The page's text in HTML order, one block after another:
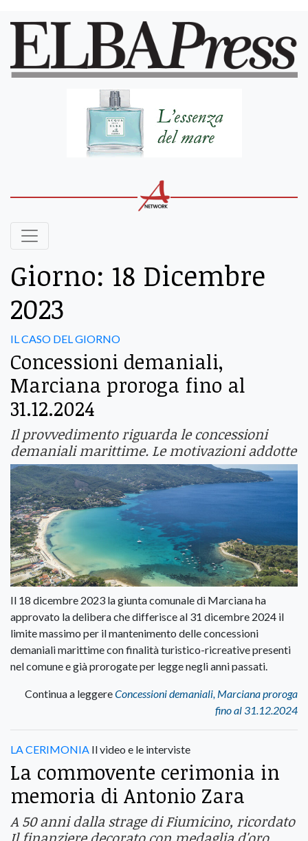
Giorno: 18 Dicembre
2023
IL CASO DEL GIORNO
Concessioni demaniali,
Marciana proroga fino al
31.12.2024
Il provvedimento riguarda le concessioni
demaniali marittime. Le motivazioni addotte
Il 18 dicembre 2023 la giunta comunale di Marciana ha
approvato la delibera che differisce al 31 dicembre 2024 il
limite massimo per il mantenimento delle concessioni
demaniali marittime con finalità turistico-ricreative presenti
nel comune e già prorogate per legge negli anni passati.
Continua a leggereConcessioni demaniali, Marciana proroga
fino al 31.12.2024
LA CERIMONIA Il video e le interviste
La commovente cerimonia in
memoria di Antonio Zara
A 50 anni dalla strage di Fiumicino, ricordato